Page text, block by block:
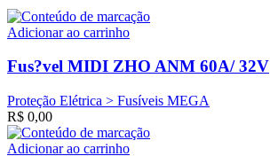
Adicionar ao carrinho
Fus?vel MIDI ZHO ANM 60A/ 32V
Proteção Elétrica > Fusíveis MEGA
R$ 0,00
Adicionar ao carrinho